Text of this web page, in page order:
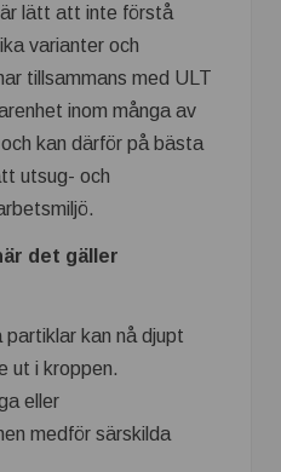
lätt att inte förstå
varianter och
tillsammans med ULT
inom många av
kan därför på bästa
utsug- och
det gäller
kan nå djupt
ut i kroppen.
eller
medför särskilda